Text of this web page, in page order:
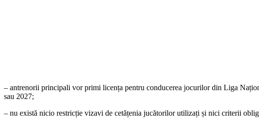
– antrenorii principali vor primi licența pentru conducerea jocurilor din Liga
sau 2027;
– nu există nicio restricție vizavi de cetățenia jucătorilor utilizați și nici criterii